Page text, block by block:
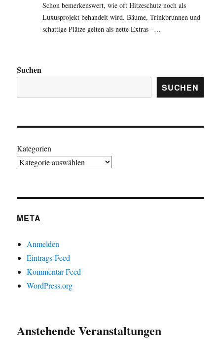
Schon bemerkenswert, wie oft Hitzeschutz noch als
Luxusprojekt behandelt wird. Bäume, Trinkbrunnen und
schattige Plätze gelten als nette Extras –…
Suchen
SUCHEN
Kategorien
META
Anmelden
Eintrags-Feed
Kommentar-Feed
WordPress.org
Anstehende Veranstaltungen